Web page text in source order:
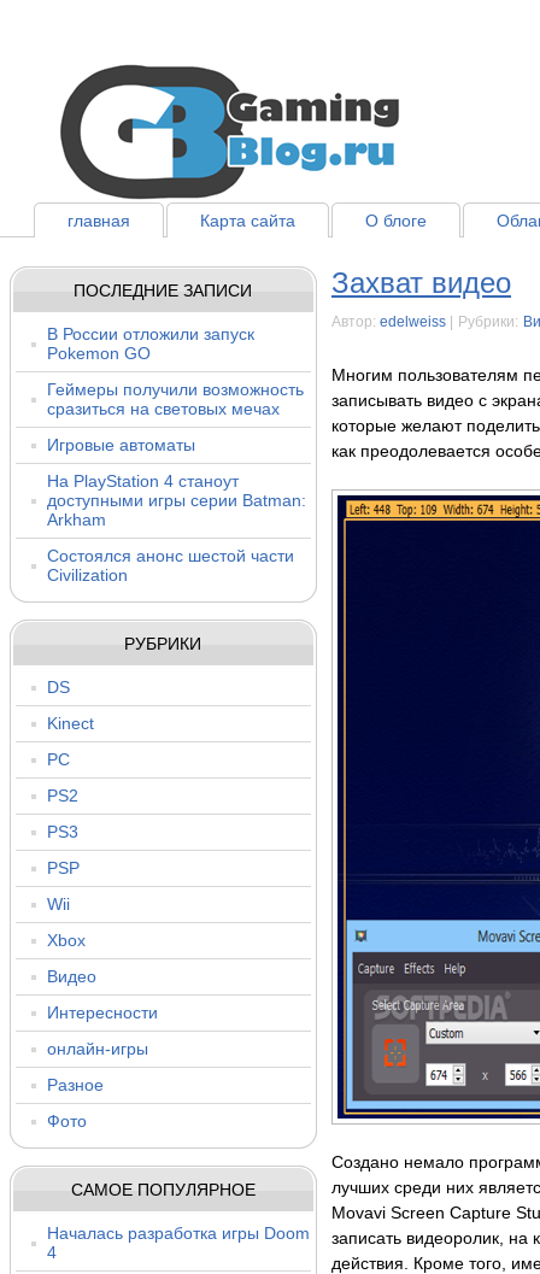
главная Карта сайта О блоге
ПОСЛЕДНИЕ ЗАПИСИ
В России отложили запуск
Pokemon GO
Геймеры получили возможность
сразиться на световых мечах
Игровые автоматы
На PlayStation 4 станоут
доступными игры серии Batman:
Arkham
Состоялся анонс шестой части
Civilization
РУБРИКИ
DS
Kinect
PC
PS2
PS3
PSP
Wii
Xbox
Видео
Интересности
онлайн-игры
Разное
Фото
САМОЕ ПОПУЛЯРНОЕ
Началась разработка игры Doom
4
Захват видео
Автор: edelweiss Рубрики:
Многим пользователям
записывать видео с
которые желают
как преодолевается
Создано немало
лучших среди них
Movavi Screen Capture
записать видеоролик, на
действия. Кроме того,